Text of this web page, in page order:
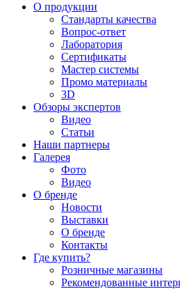
О продукции
Стандарты качества
Вопрос-ответ
Лаборатория
Сертификаты
Мастер системы
Промо материалы
3D
Обзоры экспертов
Видео
Статьи
Наши партнеры
Галерея
Фото
Видео
О бренде
Новости
Выставки
О бренде
Контакты
Где купить?
Розничные магазины
Рекомендованные